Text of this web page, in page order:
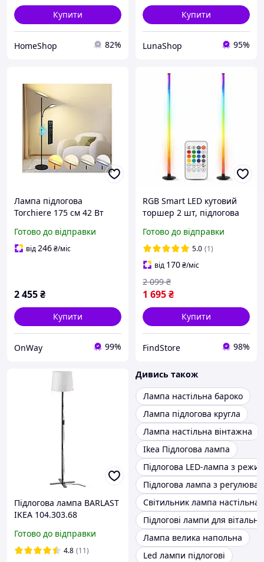
Купити
HomeShop 82%
Купити
LunaShop 95%
Лампа підлогова
Torchiere 175 см 42 Вт
управління чорна для
вітальні спальні
Готово до відправки
від246₴/міс
2 455₴
Купити
OnWay 99%
RGB Smart LED кутовий
торшер 2 шт, підлогова
пультом і Music Sync |
Сучасне підсвічування
для вітальні та
Готово до відправки
5.0 (1)
від 170₴/міс
1 695₴
2 099 ₴
Купити
FindStore 98%
Підлогова лампа BARLAST
IKEA 104.303.68
Готово до відправки
4.8 (11)
Дивись також
Лампа настільна бароко
Лампа підлогова кругла
Лампа настільна вінтажна
Ikea Підлогова лампа
Підлогова LED-лампа з
Підлогова лампа з
Світильник лампа
Підлогові лампи для вітальні
Лампа велика напольна
Led лампи підлогові